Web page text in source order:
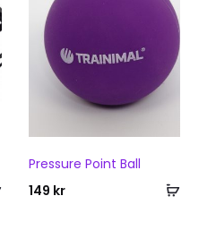
Lägg
Lägg
Pressure Point Ball
149 kr